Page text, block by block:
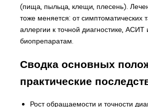
(пища, пыльца, клещи, плесень).
тоже меняется: от симптоматических
аллергии к точной диагностике, АСИТ
биопрепаратам.
Сводка основных
практические
Рост обращаемости и точности